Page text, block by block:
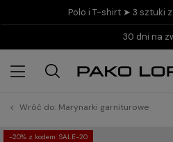
Polo i T-shirt ➤ 3 sztuki
Kup
Wróć do: Marynarki garniturowe
-20% z kodem: SALE-20